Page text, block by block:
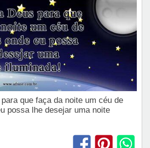
que faça da noite um céu de
possa lhe desejar uma noite